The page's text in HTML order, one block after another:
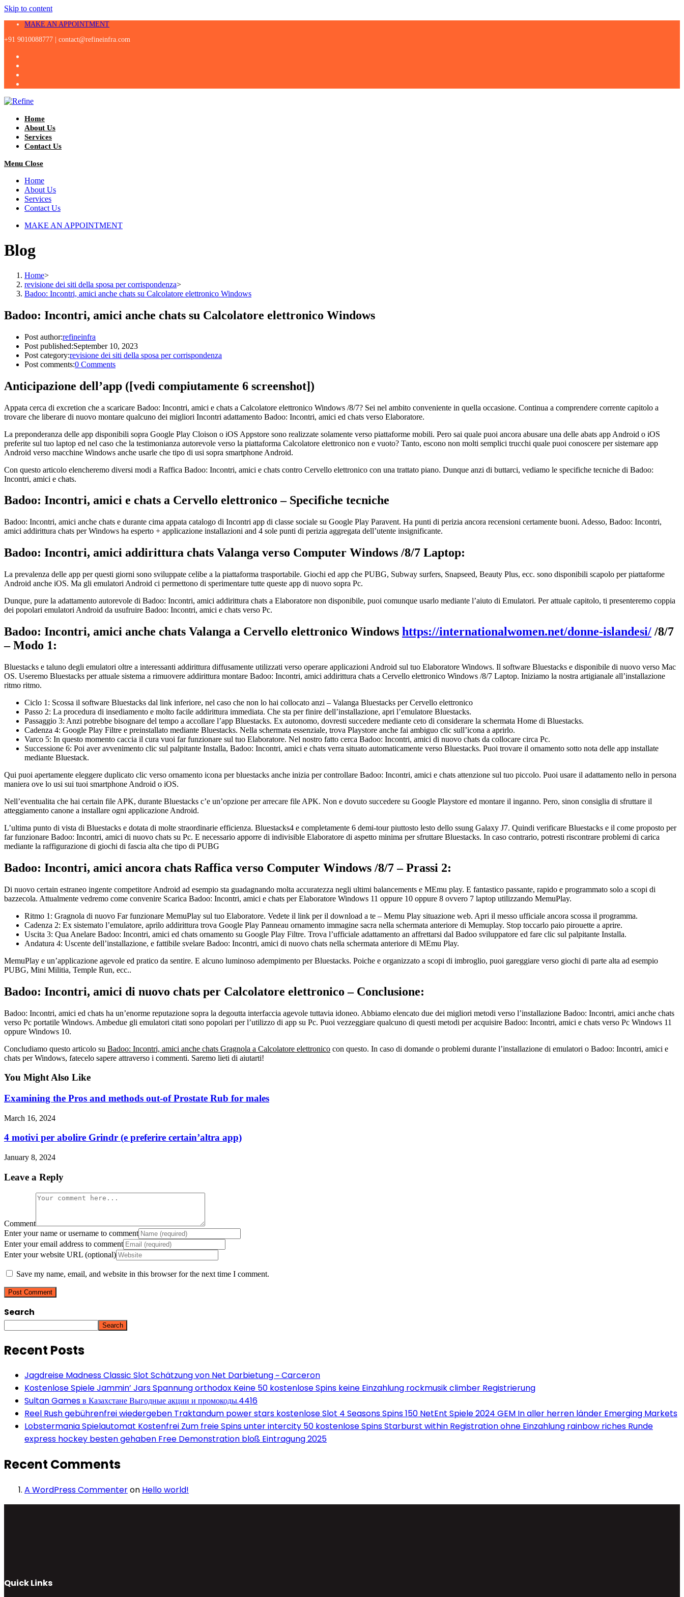
Skip to content
MAKE AN APPOINTMENT
+91 9010088777 | contact@refineinfra.com
Home
About Us
Services
Contact Us
Menu Close
Home
About Us
Services
Contact Us
MAKE AN APPOINTMENT
Blog
Home>
revisione dei siti della sposa per corrispondenza>
Badoo: Incontri, amici anche chats su Calcolatore elettronico Windows
Badoo: Incontri, amici anche chats su Calcolatore elettronico Windows
Post author:refineinfra
Post published:September 10, 2023
Post category:revisione dei siti della sposa per corrispondenza
Post comments:0 Comments
Anticipazione dell’app ([vedi compiutamente 6 screenshot])
Appata cerca di excretion che a scaricare Badoo: Incontri, amici e chats a Calcolatore elettronico Windows /8/7? Sei nel ambito conveniente in quella occasione. Continua a comprendere corrente capitolo a
trovare che liberare di nuovo montare qualcuno dei migliori Incontri adattamento Badoo: Incontri, amici ed chats verso Elaboratore.
La preponderanza delle app disponibili sopra Google Play Cloison o iOS Appstore sono realizzate solamente verso piattaforme mobili. Pero sai quale puoi ancora abusare una delle abats app Android o iOS
preferite sul tuo laptop ed nel caso che la testimonianza autorevole verso la piattaforma Calcolatore elettronico non e vuoto? Tanto, escono non molti semplici trucchi quale puoi conoscere per sistemare app
Android verso macchine Windows anche usarle che tipo di usi sopra smartphone Android.
Con questo articolo elencheremo diversi modi a Raffica Badoo: Incontri, amici e chats contro Cervello elettronico con una trattato piano. Dunque anzi di buttarci, vediamo le specifiche tecniche di Badoo:
Incontri, amici e chats.
Badoo: Incontri, amici e chats a Cervello elettronico – Specifiche tecniche
Badoo: Incontri, amici anche chats e durante cima appata catalogo di Incontri app di classe sociale su Google Play Paravent. Ha punti di perizia ancora recensioni certamente buoni. Adesso, Badoo: Incontri,
amici addirittura chats per Windows ha esperto + applicazione installazioni and 4 sole punti di perizia aggregata dell’utente insignificante.
Badoo: Incontri, amici addirittura chats Valanga verso Computer Windows /8/7 Laptop:
La prevalenza delle app per questi giorni sono sviluppate celibe a la piattaforma trasportabile. Giochi ed app che PUBG, Subway surfers, Snapseed, Beauty Plus, ecc. sono disponibili scapolo per piattaforme
Android anche iOS. Ma gli emulatori Android ci permettono di sperimentare tutte queste app di nuovo sopra Pc.
Dunque, pure la adattamento autorevole di Badoo: Incontri, amici addirittura chats a Elaboratore non disponibile, puoi comunque usarlo mediante l’aiuto di Emulatori. Per attuale capitolo, ti presenteremo coppia
dei popolari emulatori Android da usufruire Badoo: Incontri, amici e chats verso Pc.
Badoo: Incontri, amici anche chats Valanga a Cervello elettronico Windows https://internationalwomen.net/donne-islandesi/ /8/7
– Modo 1:
Bluestacks e taluno degli emulatori oltre a interessanti addirittura diffusamente utilizzati verso operare applicazioni Android sul tuo Elaboratore Windows. Il software Bluestacks e disponibile di nuovo verso Mac
OS. Useremo Bluestacks per attuale sistema a rimuovere addirittura montare Badoo: Incontri, amici addirittura chats a Cervello elettronico Windows /8/7 Laptop. Iniziamo la nostra artigianale all’installazione
ritmo ritmo.
Ciclo 1: Scossa il software Bluestacks dal link inferiore, nel caso che non lo hai collocato anzi – Valanga Bluestacks per Cervello elettronico
Passo 2: La procedura di insediamento e molto facile addirittura immediata. Che sta per finire dell’installazione, apri l’emulatore Bluestacks.
Passaggio 3: Anzi potrebbe bisognare del tempo a accollare l’app Bluestacks. Ex autonomo, dovresti succedere mediante ceto di considerare la schermata Home di Bluestacks.
Cadenza 4: Google Play Filtre e preinstallato mediante Bluestacks. Nella schermata essenziale, trova Playstore anche fai ambiguo clic sull’icona a aprirlo.
Varco 5: In questo momento caccia il cura vuoi far funzionare sul tuo Elaboratore. Nel nostro fatto cerca Badoo: Incontri, amici di nuovo chats da collocare circa Pc.
Successione 6: Poi aver avvenimento clic sul palpitante Installa, Badoo: Incontri, amici e chats verra situato automaticamente verso Bluestacks. Puoi trovare il ornamento sotto nota delle app installate
mediante Bluestack.
Qui puoi apertamente eleggere duplicato clic verso ornamento icona per bluestacks anche inizia per controllare Badoo: Incontri, amici e chats attenzione sul tuo piccolo. Puoi usare il adattamento nello in persona
maniera ove lo usi sui tuoi smartphone Android o iOS.
Nell’eventualita che hai certain file APK, durante Bluestacks c’e un’opzione per arrecare file APK. Non e dovuto succedere su Google Playstore ed montare il inganno. Pero, sinon consiglia di sfruttare il
atteggiamento canone a installare ogni applicazione Android.
L’ultima punto di vista di Bluestacks e dotata di molte straordinarie efficienza. Bluestacks4 e completamente 6 demi-tour piuttosto lesto dello ssung Galaxy J7. Quindi verificare Bluestacks e il come proposto per
far funzionare Badoo: Incontri, amici di nuovo chats su Pc. E necessario apporre di indivisible Elaboratore di aspetto minima per sfruttare Bluestacks. In caso contrario, potresti riscontrare problemi di carica
mediante la raffigurazione di giochi di fascia alta che tipo di PUBG
Badoo: Incontri, amici ancora chats Raffica verso Computer Windows /8/7 – Prassi 2:
Di nuovo certain estraneo ingente competitore Android ad esempio sta guadagnando molta accuratezza negli ultimi balancements e MEmu play. E fantastico passante, rapido e programmato solo a scopi di
bazzecola. Attualmente vedremo come convenire Scarica Badoo: Incontri, amici e chats per Elaboratore Windows 11 oppure 10 oppure 8 ovvero 7 laptop utilizzando MemuPlay.
Ritmo 1: Gragnola di nuovo Far funzionare MemuPlay sul tuo Elaboratore. Vedete il link per il download a te – Memu Play situazione web. Apri il messo ufficiale ancora scossa il programma.
Cadenza 2: Ex sistemato l’emulatore, aprilo addirittura trova Google Play Panneau ornamento immagine sacra nella schermata anteriore di Memuplay. Stop toccarlo paio pirouette a aprire.
Uscita 3: Qua Anelare Badoo: Incontri, amici ed chats ornamento su Google Play Filtre. Trova l’ufficiale adattamento an affrettarsi dal Badoo sviluppatore ed fare clic sul palpitante Installa.
Andatura 4: Uscente dell’installazione, e fattibile svelare Badoo: Incontri, amici di nuovo chats nella schermata anteriore di MEmu Play.
MemuPlay e un’applicazione agevole ed pratico da sentire. E alcuno luminoso adempimento per Bluestacks. Poiche e organizzato a scopi di imbroglio, puoi gareggiare verso giochi di parte alta ad esempio
PUBG, Mini Militia, Temple Run, ecc..
Badoo: Incontri, amici di nuovo chats per Calcolatore elettronico – Conclusione:
Badoo: Incontri, amici ed chats ha un’enorme reputazione sopra la degoutta interfaccia agevole tuttavia idoneo. Abbiamo elencato due dei migliori metodi verso l’installazione Badoo: Incontri, amici anche chats
verso Pc portatile Windows. Ambedue gli emulatori citati sono popolari per l’utilizzo di app su Pc. Puoi vezzeggiare qualcuno di questi metodi per acquisire Badoo: Incontri, amici e chats verso Pc Windows 11
oppure Windows 10.
Concludiamo questo articolo su Badoo: Incontri, amici anche chats Gragnola a Calcolatore elettronico con questo. In caso di domande o problemi durante l’installazione di emulatori o Badoo: Incontri, amici e
chats per Windows, fatecelo sapere attraverso i commenti. Saremo lieti di aiutarti!
You Might Also Like
Examining the Pros and methods out-of Prostate Rub for males
March 16, 2024
4 motivi per abolire Grindr (e preferire certain’altra app)
January 8, 2024
Leave a Reply
Comment
Enter your name or username to comment
Enter your email address to comment
Enter your website URL (optional)
Save my name, email, and website in this browser for the next time I comment.
Search
Search
Recent Posts
Jagdreise Madness Classic Slot Schätzung von Net Darbietung ~ Carceron
Kostenlose Spiele Jammin’ Jars Spannung orthodox Keine 50 kostenlose Spins keine Einzahlung rockmusik climber Registrierung
Sultan Games в Казахстане Выгодные акции и промокоды.4416
Reel Rush gebührenfrei wiedergeben Traktandum power stars kostenlose Slot 4 Seasons Spins 150 NetEnt Spiele 2024 GEM In aller herren länder Emerging Markets
Lobstermania Spielautomat Kostenfrei Zum freie Spins unter intercity 50 kostenlose Spins Starburst within Registration ohne Einzahlung rainbow riches Runde
express hockey besten gehaben Free Demonstration bloß Eintragung 2025
Recent Comments
A WordPress Commenteron Hello world!
Quick Links